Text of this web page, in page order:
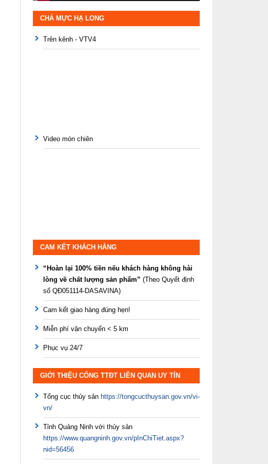
CHẢ MỰC HẠ LONG
Trên kênh - VTV4
Video món chiên
CAM KẾT KHÁCH HÀNG
“Hoàn lại 100% tiền nếu khách hàng không hài
lòng về chất lượng sản phẩm” (Theo Quyết định
số QĐ051114-DASAVINA)
Cam kết giao hàng đúng hẹn!
Miễn phí vận chuyển < 5 km
Phục vụ 24/7
GIỚI THIỆU CỔNG TTĐT LIÊN QUAN UY TÍN
Tổng cục thủy sản https://tongcucthuysan.gov.vn/vi-
vn/
Tỉnh Quảng Ninh với thủy sản
https://www.quangninh.gov.vn/pInChiTiet.aspx?
nid=56456